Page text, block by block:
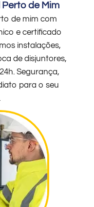
de Mim
de mim com
e certificado
instalações,
de disjuntores,
Segurança,
para o seu